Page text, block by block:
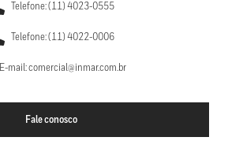
Telefone: (11) 4023-0555
Telefone: (11) 4022-0006
E-mail: comercial@inmar.com.br
Fale conosco